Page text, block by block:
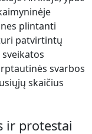
plintanti
patvirtintų
svarbos
skaičius
ir protestai